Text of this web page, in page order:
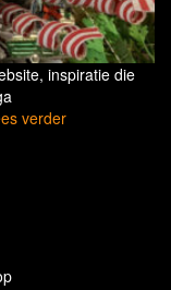
inspiratie die
verder